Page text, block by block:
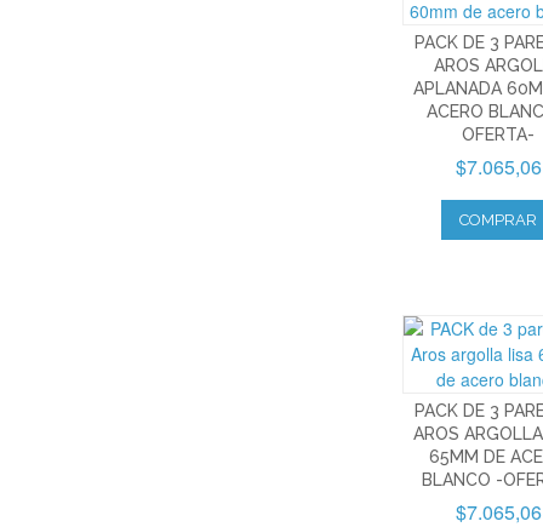
PACK DE 3
AROS
APLANADA
ACERO
OFERTA-
$7.065,06
COMPRAR
PACK DE 3
AROS
65MM DE
BLANCO -
$7.065,06